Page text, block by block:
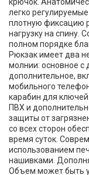
крючок.
легко
плотную фиксацию
нагрузку на спину.
полном порядке
Рюкзак имеет два
молнии: основное с
дополнительное,
мобильного
карабин для
ПВХ и
защиты от
со всех сторон
время суток.
использованием
нашивками.
Объем может быть